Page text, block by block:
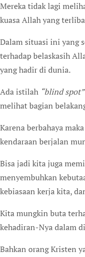
Mereka tidak lagi
kuasa Allah yang
Dalam situasi ini yang
terhadap belaskasih
yang hadir di dunia.
Ada istilah “blind spot”
melihat bagian
Karena berbahaya
kendaraan berjalan
Bisa jadi kita juga
menyembuhkan
kebiasaan kerja kita,
Kita mungkin buta
kehadiran-Nya dalam
Bahkan orang Kristen